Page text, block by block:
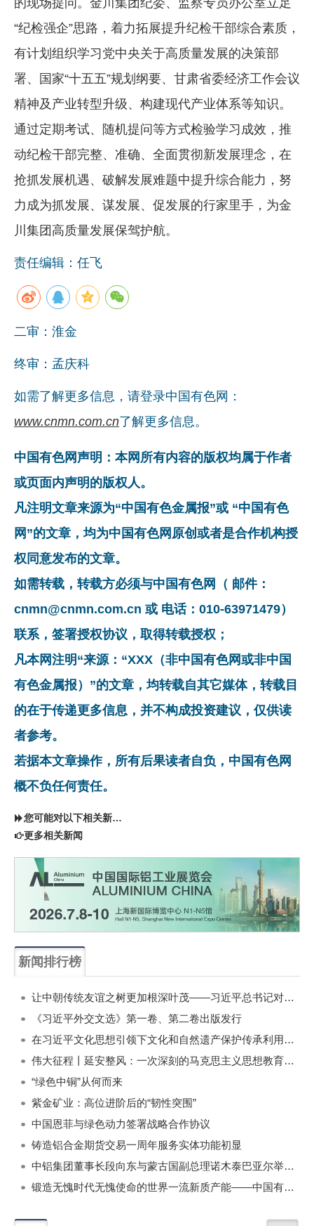
“纪检强企”思路，着力拓展提升纪检干部综合素质，
有计划组织学习党中央关于高质量发展的决策部
署、国家“十五五”规划纲要、甘肃省委经济工作会议
精神及产业转型升级、构建现代产业体系等知识。
通过定期考试、随机提问等方式检验学习成效，推
动纪检干部完整、准确、全面贯彻新发展理念，在
抢抓发展机遇、破解发展难题中提升综合能力，努
力成为抓发展、谋发展、促发展的行家里手，为金
川集团高质量发展保驾护航。
责任编辑：任飞
二审：淮金
终审：孟庆科
如需了解更多信息，请登录中国有色网：
www.cnmn.com.cn了解更多信息。
中国有色网声明：本网所有内容的版权均属于作者
或页面内声明的版权人。
凡注明文章来源为“中国有色金属报”或 “中国有色
网”的文章，均为中国有色网原创或者是合作机构授
权同意发布的文章。
如需转载，转载方必须与中国有色网（ 邮件：
cnmn@cnmn.com.cn 或 电话：010-63971479）
联系，签署授权协议，取得转载授权；
凡本网注明“来源：“XXX（非中国有色网或非中国
有色金属报）”的文章，均转载自其它媒体，转载目
的在于传递更多信息，并不构成投资建议，仅供读
者参考。
若据本文章操作，所有后果读者自负，中国有色网
概不负任何责任。
您可能对以下相关新闻同样感兴趣
更多相关新闻
新闻排行榜
让中朝传统友谊之树更加根深叶茂——习近平总书记对朝鲜进行国事访问纪实
《习近平外交文选》第一卷、第二卷出版发行
在习近平文化思想引领下文化和自然遗产保护传承利用工作开创新局面
伟大征程丨延安整风：一次深刻的马克思主义思想教育运动
“绿色中铜”从何而来
紫金矿业：高位进阶后的“韧性突围”
中国恩菲与绿色动力签署战略合作协议
铸造铝合金期货交易一周年服务实体功能初显
中铝集团董事长段向东与蒙古国副总理诺木泰巴亚尔举行会谈
锻造无愧时代无愧使命的世界一流新质产能——中国有色金属工业的战略应对与破局之道（二）